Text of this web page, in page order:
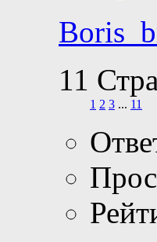
11
1 2 3 ... 11